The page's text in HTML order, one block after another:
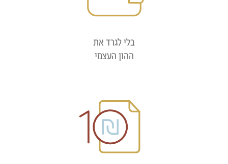
בלי לגרד את
ההון העצמי